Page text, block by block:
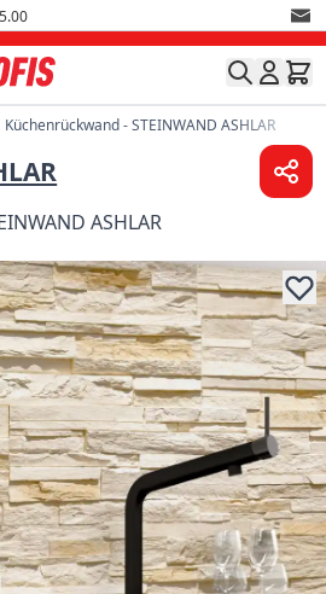
Küchenrückwand - STEINWAND ASHLAR
ASHLAR